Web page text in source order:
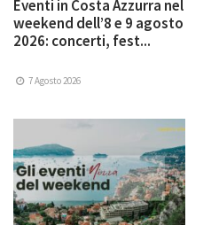
Eventi in Costa Azzurra nel
weekend dell’8 e 9 agosto
2026: concerti, fest...
7 Agosto 2026